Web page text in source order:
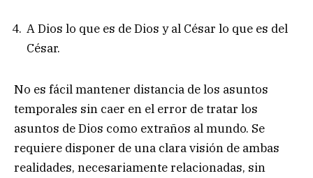
A Dios lo que es de Dios y al César lo que es del
César.
No es fácil mantener distancia de los asuntos
temporales sin caer en el error de tratar los
asuntos de Dios como extraños al mundo. Se
requiere disponer de una clara visión de ambas
realidades, necesariamente relacionadas, sin